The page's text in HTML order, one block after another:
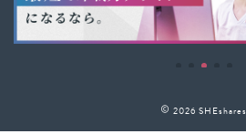
2026 SHEshares